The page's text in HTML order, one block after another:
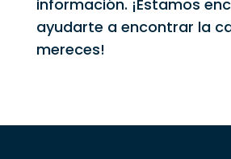
información. ¡Estamos
ayudarte a encontrar la
mereces!